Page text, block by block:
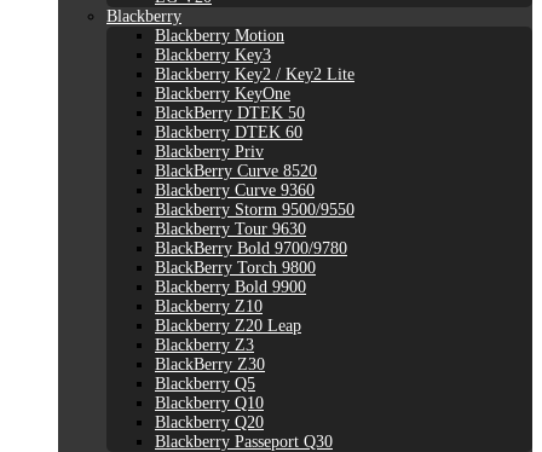
Blackberry
Blackberry Motion
Blackberry Key3
Blackberry Key2 / Key2 Lite
Blackberry KeyOne
BlackBerry DTEK 50
Blackberry DTEK 60
Blackberry Priv
BlackBerry Curve 8520
Blackberry Curve 9360
Blackberry Storm 9500/9550
Blackberry Tour 9630
BlackBerry Bold 9700/9780
BlackBerry Torch 9800
Blackberry Bold 9900
Blackberry Z10
Blackberry Z20 Leap
Blackberry Z3
BlackBerry Z30
Blackberry Q5
Blackberry Q10
Blackberry Q20
Blackberry Passeport Q30